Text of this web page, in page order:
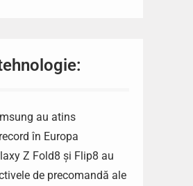
au atins
în Europa
Z Fold8 și Flip8 au
de precomandă ale